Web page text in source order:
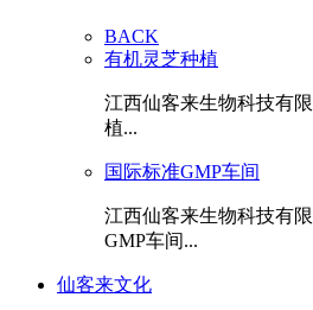
BACK
有机灵芝种植
江西仙客来生物科技有
植...
国际标准GMP车间
江西仙客来生物科技有
GMP车间...
仙客来文化